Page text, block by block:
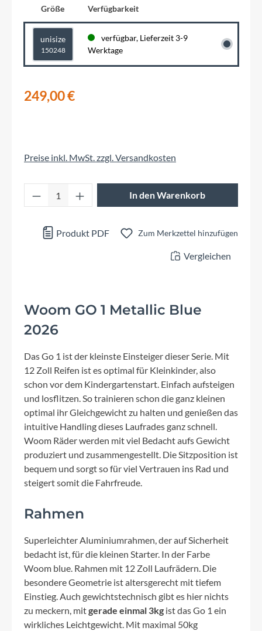
Größe Verfügbarkeit
unisize
150248
verfügbar, Lieferzeit 3-9
Werktage
249,00 €
Preise inkl. MwSt. zzgl. Versandkosten
Produkt Anzahl: Gib den gewünschten
In den Warenkorb
Produkt PDF Zum Merkzettel hinzufügen
Vergleichen
Woom GO 1 Metallic Blue
2026
Das Go 1 ist der kleinste Einsteiger dieser Serie. Mit
12 Zoll Reifen ist es optimal für Kleinkinder, also
schon vor dem Kindergartenstart. Einfach aufsteigen
und losflitzen. So trainieren schon die ganz kleinen
optimal ihr Gleichgewicht zu halten und genießen das
intuitive Handling dieses Laufrades ganz schnell.
Woom Räder werden mit viel Bedacht aufs Gewicht
produziert und zusammengestellt. Die Sitzposition ist
bequem und sorgt so für viel Vertrauen ins Rad und
steigert somit die Fahrfreude.
Rahmen
Superleichter Aluminiumrahmen, der auf Sicherheit
bedacht ist, für die kleinen Starter. In der Farbe
Woom blue. Rahmen mit 12 Zoll Laufrädern. Die
besondere Geometrie ist altersgerecht mit tiefem
Einstieg. Auch gewichtstechnisch gibt es hier nichts
zu meckern, mitgerade einmal 3kg ist das Go 1 ein
wirkliches Leichtgewicht. Mit maximal 50kg